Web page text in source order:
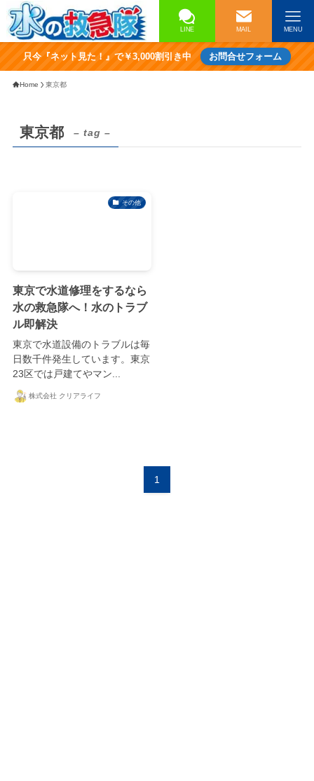
LINE MAIL MENU
只今『ネット見た！』で￥3,000割引き中 お問合せフォーム
Home 東京都
東京都 – tag –
その他
東京で水道修理をするなら
水の救急隊へ！水のトラブ
ル即解決
東京で水道設備のトラブルは毎
日数千件発生しています。東京
23区では戸建てやマン...
株式会社 クリアライフ
1